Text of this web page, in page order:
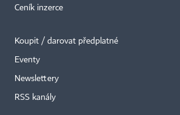
Ceník inzerce
Koupit / darovat předplatné
Eventy
Newslettery
RSS kanály